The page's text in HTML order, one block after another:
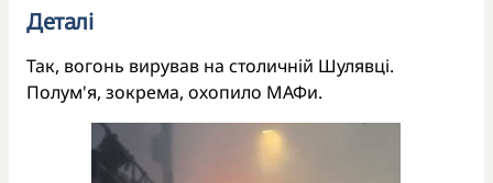
Деталі
Так, вогонь вирував на столичній Шулявці.
Полум'я, зокрема, охопило МАФи.